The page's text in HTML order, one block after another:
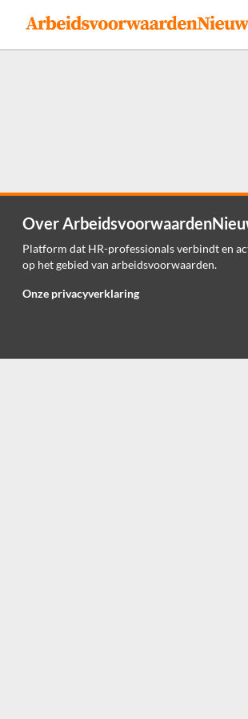
Over
Platform dat HR-professionals verbindt en
op het gebied van arbeidsvoorwaarden.
Onze privacyverklaring